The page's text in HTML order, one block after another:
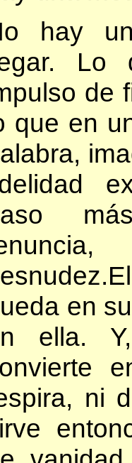
hay
Lo
de
que en
en
ella.
ni